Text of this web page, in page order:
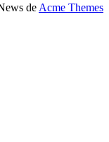
de Acme Themes